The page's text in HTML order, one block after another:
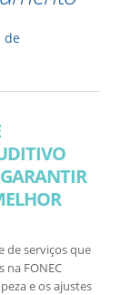
de
de serviços que
FONEC
e os ajustes